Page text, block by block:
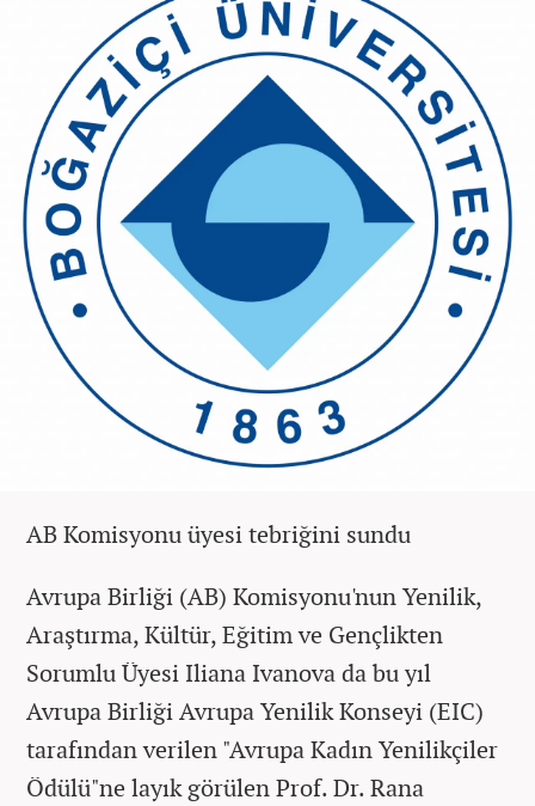
AB Komisyonu üyesi tebriğini sundu
Avrupa Birliği (AB) Komisyonu'nun Yenilik,
Araştırma, Kültür, Eğitim ve Gençlikten
Sorumlu Üyesi Iliana Ivanova da bu yıl
Avrupa Birliği Avrupa Yenilik Konseyi (EIC)
tarafından verilen "Avrupa Kadın Yenilikçiler
Ödülü"ne layık görülen Prof. Dr. Rana